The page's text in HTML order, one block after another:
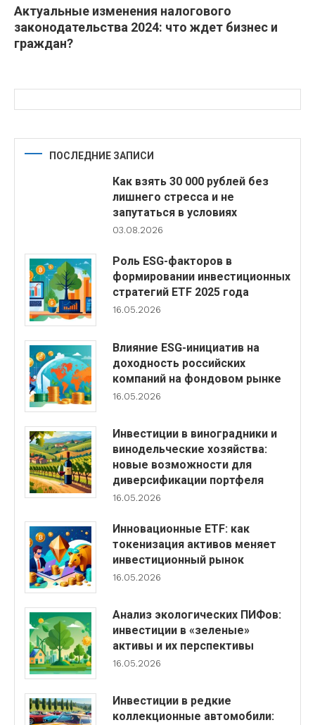
Актуальные изменения налогового
законодательства 2024: что ждет бизнес и
граждан?
ПОСЛЕДНИЕ ЗАПИСИ
Как взять 30 000 рублей без
лишнего стресса и не
запутаться в условиях
03.08.2026
Роль ESG-факторов в
формировании инвестиционных
стратегий ETF 2025 года
16.05.2026
Влияние ESG-инициатив на
доходность российских
компаний на фондовом рынке
16.05.2026
Инвестиции в виноградники и
винодельческие хозяйства:
новые возможности для
диверсификации портфеля
16.05.2026
Инновационные ETF: как
токенизация активов меняет
инвестиционный рынок
16.05.2026
Анализ экологических ПИФов:
инвестиции в «зеленые»
активы и их перспективы
16.05.2026
Инвестиции в редкие
коллекционные автомобили: